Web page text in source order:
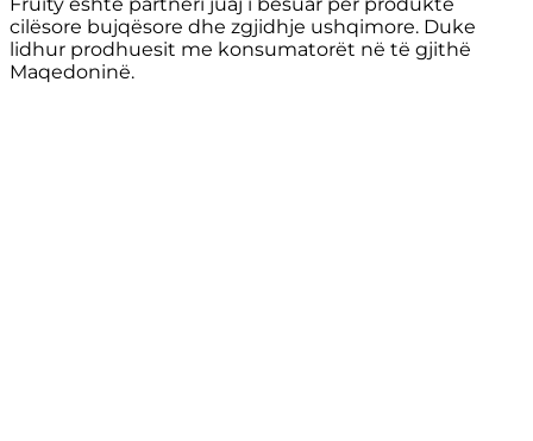
cilësore bujqësore dhe zgjidhje ushqimore. Duke
lidhur prodhuesit me konsumatorët në të gjithë
Maqedoninë.